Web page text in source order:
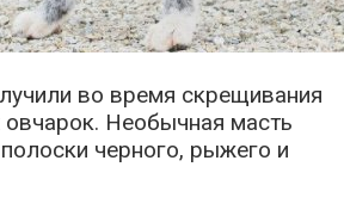
во время скрещивания
овчарок. Необычная масть
черного, рыжего и